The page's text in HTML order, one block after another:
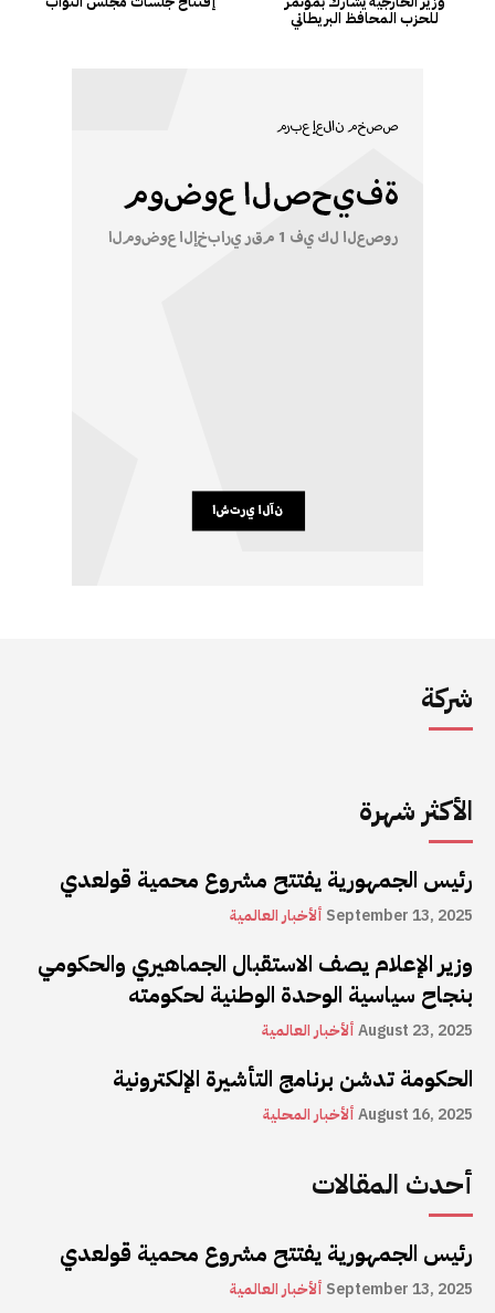
شركة
الأكثر شهرة
رئيس الجمهورية يفتتح مشروع محمية قولعدي
ألأخبار العالمية September 13, 2025
وزير الإعلام يصف الاستقبال الجماهيري والحكومي
بنجاح سياسية الوحدة الوطنية لحكومته
ألأخبار العالميةAugust 23, 2025
الحكومة تدشن برنامج التأشيرة الإلكترونية
ألأخبار المحليةAugust 16, 2025
أحدث المقالات
رئيس الجمهورية يفتتح مشروع محمية قولعدي
ألأخبار العالمية September 13, 2025